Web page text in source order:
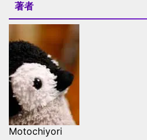
著者
Motochiyori